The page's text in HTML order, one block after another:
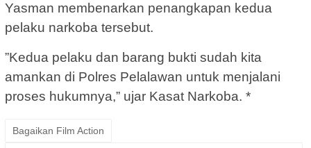
Yasman membenarkan penangkapan kedua
pelaku narkoba tersebut.
”Kedua pelaku dan barang bukti sudah kita
amankan di Polres Pelalawan untuk menjalani
proses hukumnya,” ujar Kasat Narkoba. *
Bagaikan Film Action